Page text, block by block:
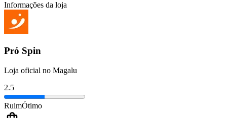
Informações da loja
Pró Spin
Loja oficial no Magalu
2.5
RuimÓtimo